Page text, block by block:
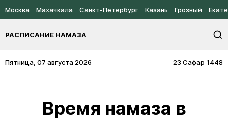
Москва Махачкала Санкт-Петербург Казань Грозный
РАСПИСАНИЕ НАМАЗА
Пятница, 07 августа 2026 23 Сафар 1448
Время намаза в